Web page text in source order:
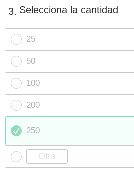
3. Selecciona la cantidad
25
50
100
200
250